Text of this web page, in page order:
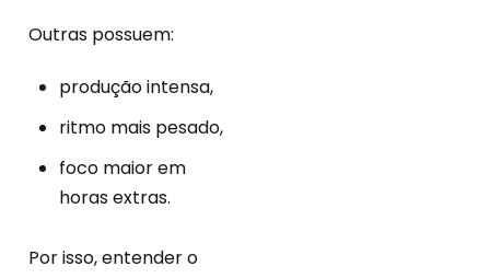
Outras possuem:
produção intensa,
ritmo mais pesado,
foco maior em
horas extras.
Por isso, entender o